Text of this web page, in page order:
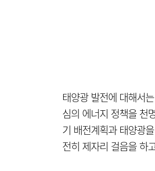
태양광 발전에 대해서
심의 에너지 정책을 천
기 배전계획과 태양광
전히 제자리 걸음을 하